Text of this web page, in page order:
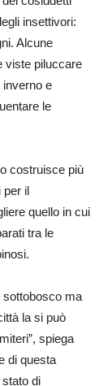
insettivori:
Alcune
viste piluccare
inverno e
le
costruisce più
per il
quello in cui
tra le
sottobosco ma
la si può
spiega
di questa
di